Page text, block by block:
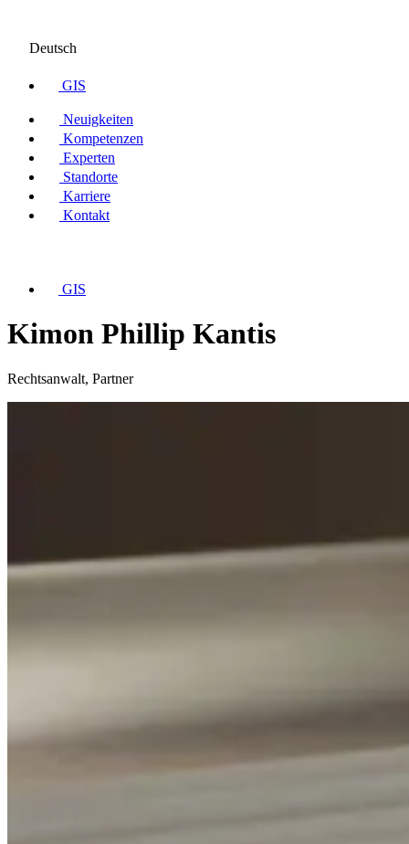
Deutsch
GIS
Neuigkeiten
Kompetenzen
Experten
Standorte
Karriere
Kontakt
GIS
Kimon Phillip Kantis
Rechtsanwalt, Partner